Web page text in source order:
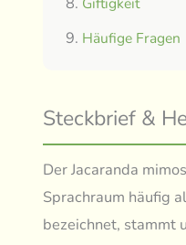
Häufige Fragen
Steckbrief &
Der Jacaranda
Sprachraum häufig
bezeichnet, stammt